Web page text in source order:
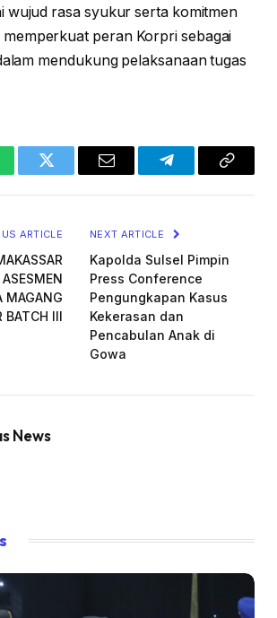
wujud rasa syukur serta komitmen
memperkuat peran Korpri sebagai
mendukung pelaksanaan tugas
Twitter Email TelegramCopy
ARTICLE
MAGANG
BATCH III
NEXT ARTICLE
Kapolda Sulsel Pimpin
Press Conference
Pengungkapan Kasus
Kekerasan dan
Pencabulan Anak di
Gowa
News